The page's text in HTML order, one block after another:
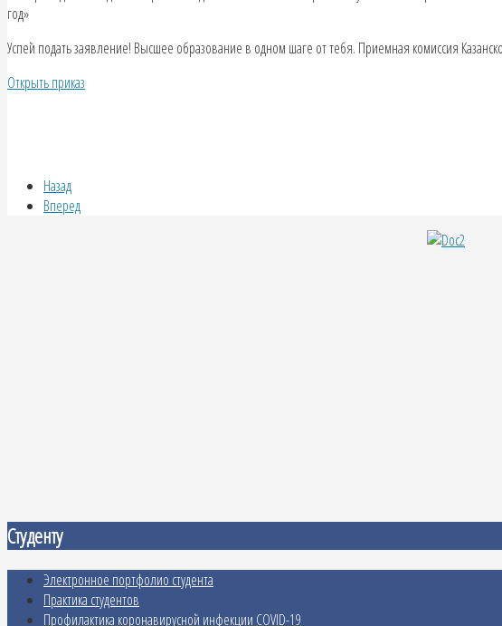
год»
Успей подать заявление! Высшее образование в одном шаге от тебя. Приемная комиссия
Открыть приказ
Назад
Вперед
Студенту
Электронное портфолио студента
Практика студентов
Профилактика коронавирусной инфекции COVID-19